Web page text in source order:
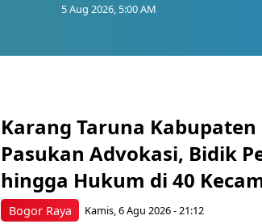
5 Aug 2026, 5:00 AM
Bogor Raya
Karang Taruna
Pasukan Advokasi, Bidik
hingga Hukum di 40
Kamis, 6 Agu 2026 - 21:12